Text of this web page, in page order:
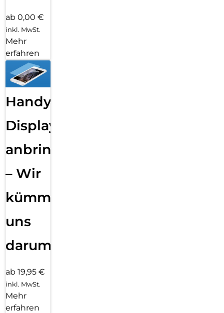
ab 0,00 €
inkl. MwSt.
Mehr
erfahren
Handy
Displayfolie
anbringen
– Wir
kümmern
uns
darum!
ab 19,95 €
inkl. MwSt.
Mehr
erfahren